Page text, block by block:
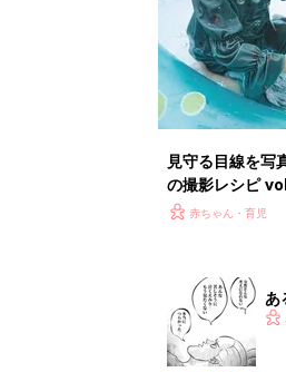
見守る目線を写
の撮影レシピ
赤ちゃん・育児
あ